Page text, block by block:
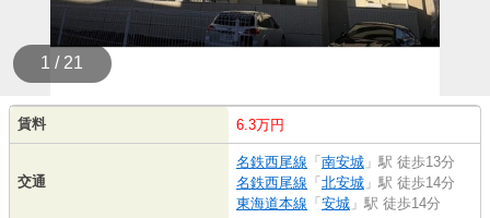
1 / 21
賃料 6.3万円
交通
名鉄西尾線 「 南安城 」駅 徒歩13分
名鉄西尾線 「 北安城 」駅 徒歩14分
東海道本線 「 安城 」駅 徒歩14分